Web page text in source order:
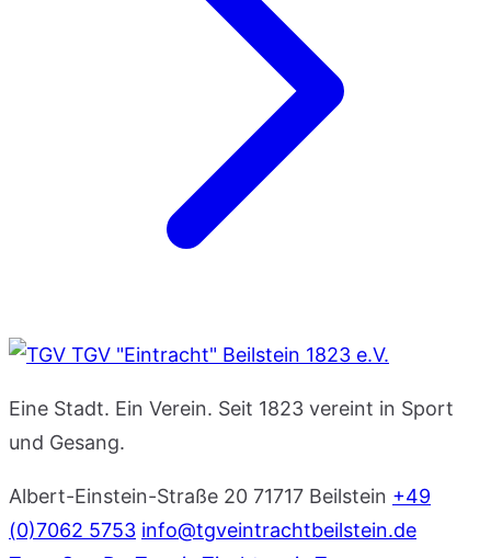
TGV "Eintracht" Beilstein 1823 e.V.
Eine Stadt. Ein Verein. Seit 1823 vereint in Sport
und Gesang.
Albert-Einstein-Straße 20 71717 Beilstein +49
(0)7062 5753 info@tgveintrachtbeilstein.de